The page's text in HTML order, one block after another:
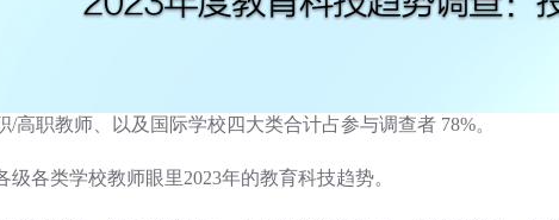
高职教师、以及国际学校四大类合计占参与调查者 78%。
各类学校教师眼里2023年的教育科技趋势。